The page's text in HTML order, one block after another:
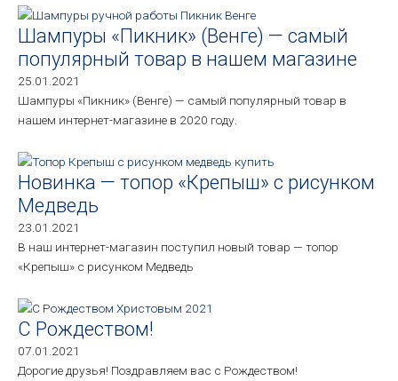
Шампуры «Пикник» (Венге) — самый
популярный товар в нашем магазине
25.01.2021
Шампуры «Пикник» (Венге) — самый популярный товар в
нашем интернет-магазине в 2020 году.
Новинка — топор «Крепыш» с рисунком
Медведь
23.01.2021
В наш интернет-магазин поступил новый товар — топор
«Крепыш» с рисунком Медведь
С Рождеством!
07.01.2021
Дорогие друзья! Поздравляем вас с Рождеством!